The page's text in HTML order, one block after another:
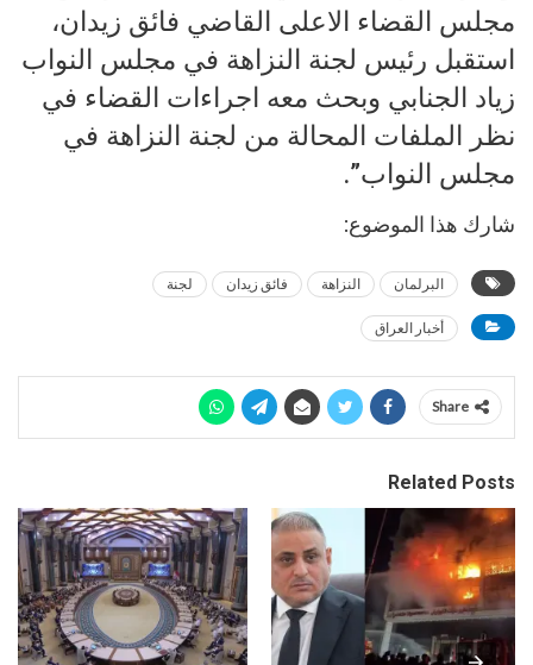
مجلس القضاء الاعلى القاضي فائق زيدان،
استقبل رئيس لجنة النزاهة في مجلس النواب
زياد الجنابي وبحث معه اجراءات القضاء في
نظر الملفات المحالة من لجنة النزاهة في
مجلس النواب”.
شارك هذا الموضوع:
البرلمان النزاهة فائق زيدان لجنة
أخبار العراق
Share
Related Posts